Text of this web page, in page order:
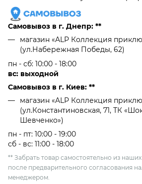
Самовывоз в г. Днепр: **
магазин «ALP Коллекция
(ул.Набережная Победы, 62)
пн - сб: 10:00 - 18:00
вс: выходной
Самовывоз в г. Киев: **
магазин «ALP Коллекция
(ул.Константиновская, 71, ТК
Шевченко»)
пн - пт: 10:00 - 19:00
сб - вс: 11:00 - 18:00
** Забрать товар самостоятельно из
после предварительного согласования
менеджером.